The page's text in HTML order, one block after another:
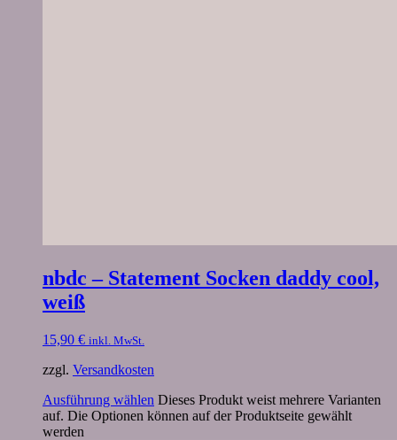
nbdc – Statement Socken daddy cool,
weiß
15,90 € inkl. MwSt.
zzgl. Versandkosten
Ausführung wählen Dieses Produkt weist mehrere Varianten
auf. Die Optionen können auf der Produktseite gewählt
werden